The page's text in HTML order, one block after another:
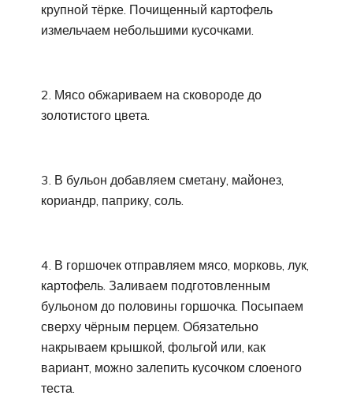
крупной тёрке. Почищенный картофель
измельчаем небольшими кусочками.
2. Мясо обжариваем на сковороде до
золотистого цвета.
3. В бульон добавляем сметану, майонез,
кориандр, паприку, соль.
4. В горшочек отправляем мясо, морковь, лук,
картофель. Заливаем подготовленным
бульоном до половины горшочка. Посыпаем
сверху чёрным перцем. Обязательно
накрываем крышкой, фольгой или, как
вариант, можно залепить кусочком слоеного
теста.